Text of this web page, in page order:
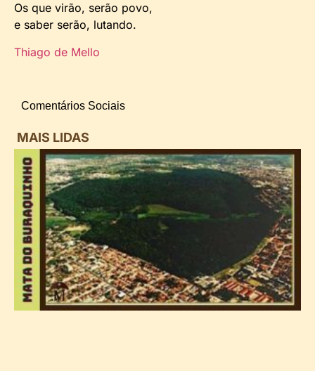
Os que virão, serão povo,
e saber serão, lutando.
Thiago de Mello
Comentários Sociais
MAIS LIDAS